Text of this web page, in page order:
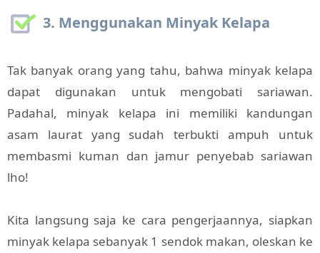
3. Menggunakan Minyak Kelapa
Tak banyak orang yang tahu, bahwa minyak kelapa
dapat digunakan untuk mengobati sariawan.
Padahal, minyak kelapa ini memiliki kandungan
asam laurat yang sudah terbukti ampuh untuk
membasmi kuman dan jamur penyebab sariawan
lho!
Kita langsung saja ke cara pengerjaannya, siapkan
minyak kelapa sebanyak 1 sendok makan, oleskan ke